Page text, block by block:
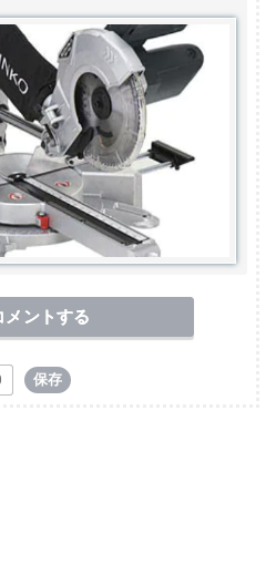
メントする
保存